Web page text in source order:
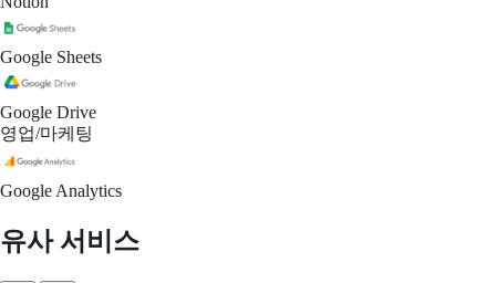
Google Sheets
Google Drive
영업/마케팅
Google Analytics
유사 서비스